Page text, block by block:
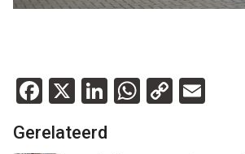
Facebook
X LinkedIn
WhatsApp
Copy
Gerelateerd